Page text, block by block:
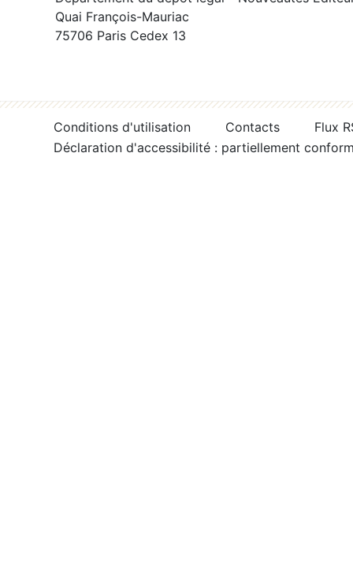
Quai François-Mauriac
75706 Paris Cedex 13
Conditions d'utilisation Contacts
Flux
Déclaration d'accessibilité : partiellement